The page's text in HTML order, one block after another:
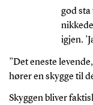
god sta
igjen.
”Det eneste
hører en skygge til
Skyggen bliver